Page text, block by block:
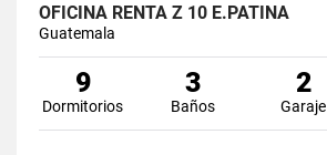
OFICINA RENTA Z 10 E.PATINA
Guatemala
9
Dormitorios
3
Baños
2
Garaje